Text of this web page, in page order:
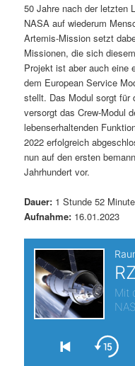
n
h
a
l
t
s
r
i
n
g
n
I
n
h
a
l
s
p
r
i
50 Jahre nach der letzten
NASA auf wiederum
Artemis-Mission setzt
Missionen, die sich
Projekt ist aber auch eine
dem European Service
stellt. Das Modul sorgt für
versorgt das Crew-Modul
lebenserhaltenden
2022 erfolgreich
nun auf den ersten
Jahrhundert vor.
Dauer: 1 Stunde 52
Aufnahme: 16.01.2023